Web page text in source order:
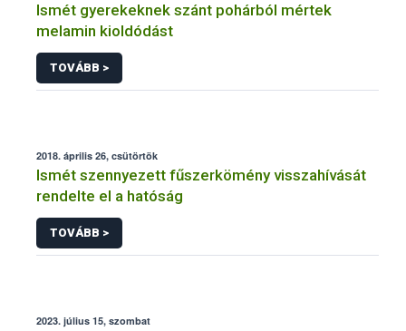
Ismét gyerekeknek szánt pohárból mértek
melamin kioldódást
TOVÁBB >
2018. április 26, csütörtök
Ismét szennyezett fűszerkömény visszahívását
rendelte el a hatóság
TOVÁBB >
2023. július 15, szombat